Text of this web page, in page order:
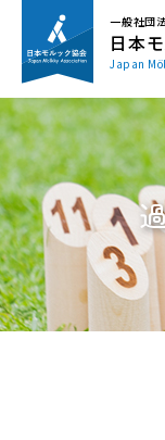
一般社団
日本
Japan